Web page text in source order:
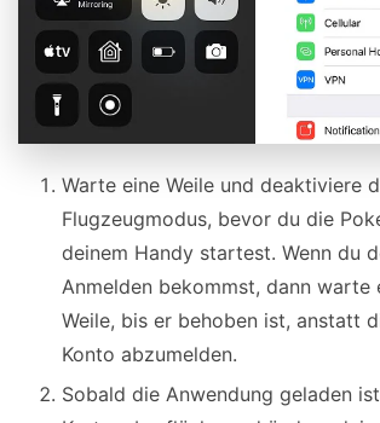
Warte eine Weile und deaktiviere
Flugzeugmodus, bevor du die
deinem Handy startest. Wenn du
Anmelden bekommst, dann warte
Weile, bis er behoben ist, anstatt
Konto abzumelden.
Sobald die Anwendung geladen